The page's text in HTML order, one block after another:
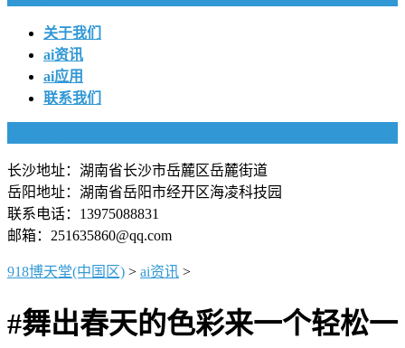
关于我们
ai资讯
ai应用
联系我们
长沙地址：湖南省长沙市岳麓区岳麓街道
岳阳地址：湖南省岳阳市经开区海凌科技园
联系电话：13975088831
邮箱：251635860@qq.com
918博天堂(中国区) > ai资讯 >
#舞出春天的色彩来一个轻松一